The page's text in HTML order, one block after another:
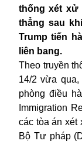
thống xét xử
thẳng sau
Trump tiến
liên bang.
Theo truyền
14/2 vừa
phòng điều
Immigration
các tòa án
Bộ Tư pháp